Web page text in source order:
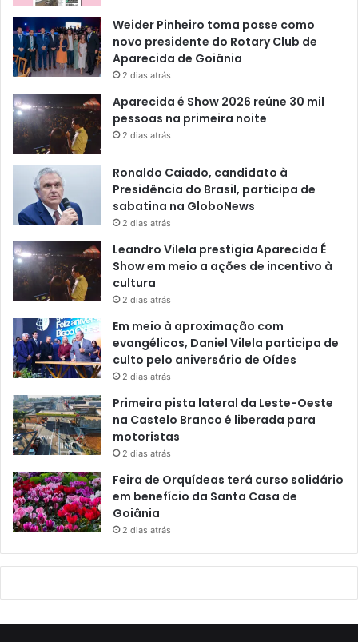
Weider Pinheiro toma posse como
novo presidente do Rotary Club de
Aparecida de Goiânia
2 dias atrás
Aparecida é Show 2026 reúne 30 mil
pessoas na primeira noite
2 dias atrás
Ronaldo Caiado, candidato à
Presidência do Brasil, participa de
sabatina na GloboNews
2 dias atrás
Leandro Vilela prestigia Aparecida É
Show em meio a ações de incentivo à
cultura
2 dias atrás
Em meio à aproximação com
evangélicos, Daniel Vilela participa de
culto pelo aniversário de Oídes
2 dias atrás
Primeira pista lateral da Leste-Oeste
na Castelo Branco é liberada para
motoristas
2 dias atrás
Feira de Orquídeas terá curso solidário
em benefício da Santa Casa de
Goiânia
2 dias atrás